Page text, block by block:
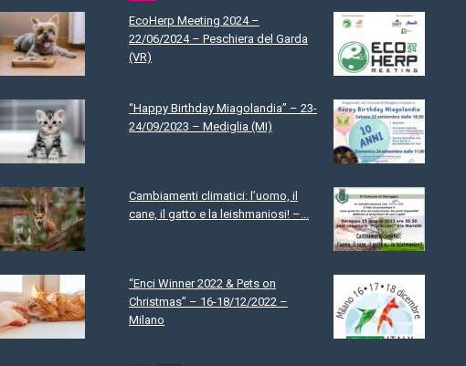
EcoHerp Meeting 2024 –
22/06/2024 – Peschiera del Garda
(VR)
“Happy Birthday Miagolandia” – 23-
24/09/2023 – Mediglia (MI)
Cambiamenti climatici: l’uomo, il
cane, il gatto e la leishmaniosi! –...
“Enci Winner 2022 & Pets on
Christmas” – 16-18/12/2022 –
Milano